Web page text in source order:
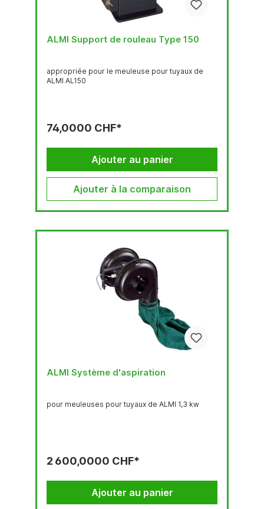
ALMI Support de rouleau Type 150
appropriée pour le meuleuse pour tuyaux de
ALMI AL150
74,0000 CHF*
Ajouter au panier
Ajouter à la comparaison
ALMI Système d'aspiration
pour meuleuses pour tuyaux de ALMI 1,3 kw
2 600,0000 CHF*
Ajouter au panier